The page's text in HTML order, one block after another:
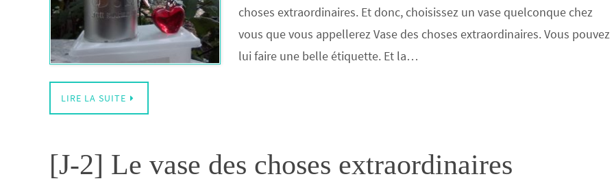
choses extraordinaires. Et donc, choisissez un vase quelconque chez
vous que vous appellerez Vase des choses extraordinaires. Vous pouvez
lui faire une belle étiquette. Et la…
LIRE LA SUITE
[J-2] Le vase des choses extraordinaires